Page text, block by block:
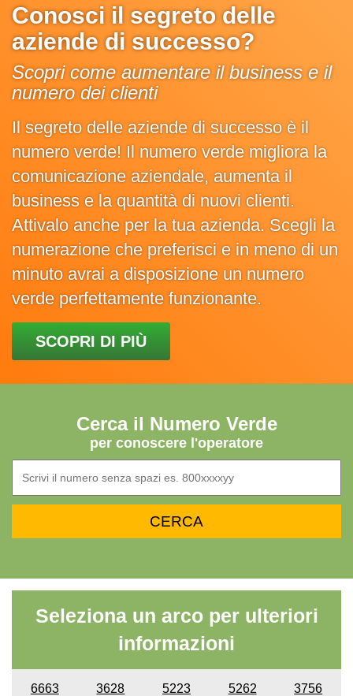
Conosci il segreto delle
aziende di successo?
Scopri come aumentare il business e il
numero dei clienti
Il segreto delle aziende di successo è il
numero verde! Il numero verde migliora la
comunicazione aziendale, aumenta il
business e la quantità di nuovi clienti.
Attivalo anche per la tua azienda. Scegli la
numerazione che preferisci e in meno di un
minuto avrai a disposizione un numero
verde perfettamente funzionante.
SCOPRI DI PIÙ
Cerca il Numero Verde
per conoscere l'operatore
Seleziona un arco per ulteriori
informazioni
6663 3628 5223 5262 3756